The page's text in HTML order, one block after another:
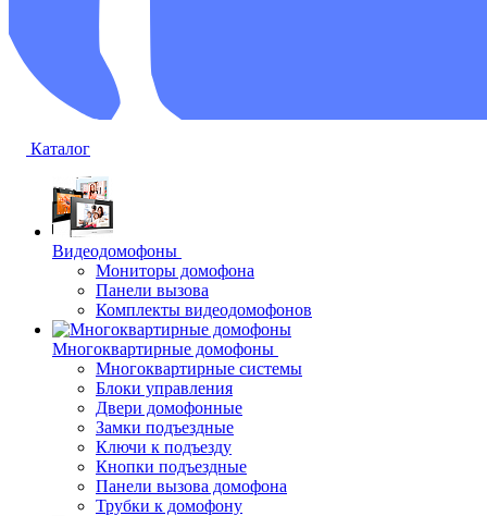
Каталог
Видеодомофоны
Мониторы домофона
Панели вызова
Комплекты видеодомофонов
Многоквартирные домофоны
Многоквартирные системы
Блоки управления
Двери домофонные
Замки подъездные
Ключи к подъезду
Кнопки подъездные
Панели вызова домофона
Трубки к домофону